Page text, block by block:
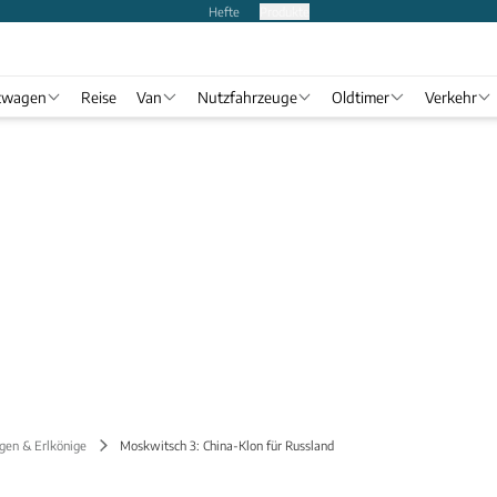
Hefte
Reise Van Nutzfahrzeuge Oldtimer Verkehr
& Erlkönige Moskwitsch 3: China-Klon für Russland